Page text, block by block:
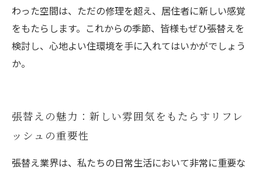
わった空間は、ただの修理を超え、居住者に新しい感覚
をもたらします。これからの季節、皆様もぜひ張替えを
検討し、心地よい住環境を手に入れてはいかがでしょう
か。
張替えの魅力：新しい雰囲気をもたらすリフレ
ッシュの重要性
張替え業界は、私たちの日常生活において非常に重要な